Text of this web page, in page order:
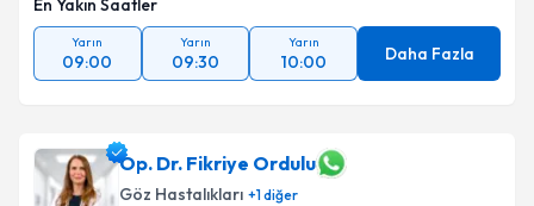
En Yakın Saatler
Yarın
09:00
Yarın
09:30
Yarın
10:00 Daha Fazla
Op. Dr. Fikriye Ordulu
Göz Hastalıkları +1diğer